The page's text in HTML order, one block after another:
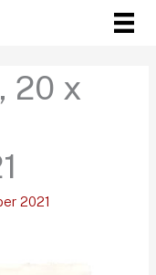
20 x
2021